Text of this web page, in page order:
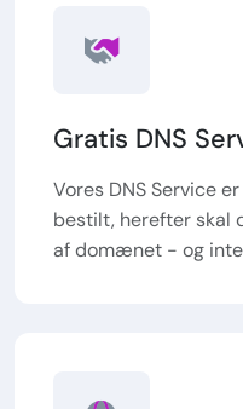
Gratis DNS
Vores DNS Service
bestilt, herefter skal
af domænet - og